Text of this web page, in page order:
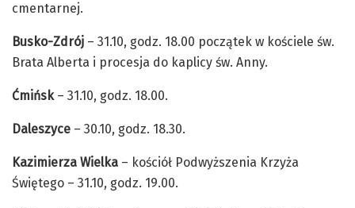
cmentarnej.
Busko-Zdrój – 31.10, godz. 18.00 początek w kościele św.
Brata Alberta i procesja do kaplicy św. Anny.
Ćmińsk– 31.10, godz. 18.00.
Daleszyce – 30.10, godz. 18.30.
Kazimierza Wielka – kościół Podwyższenia Krzyża
Świętego – 31.10, godz. 19.00.